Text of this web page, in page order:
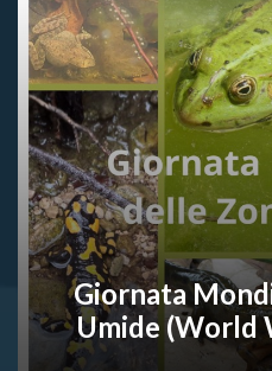
Giornata
Umide (World